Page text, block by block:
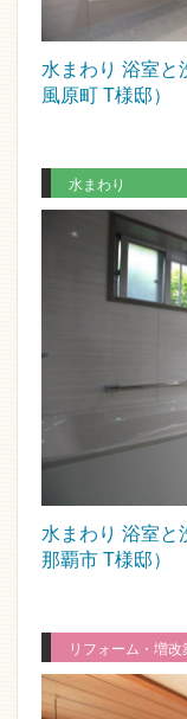
水まわり 浴室と
風原町 T様邸）
水まわり
水まわり 浴室と
那覇市 T様邸）
リフォーム・増改